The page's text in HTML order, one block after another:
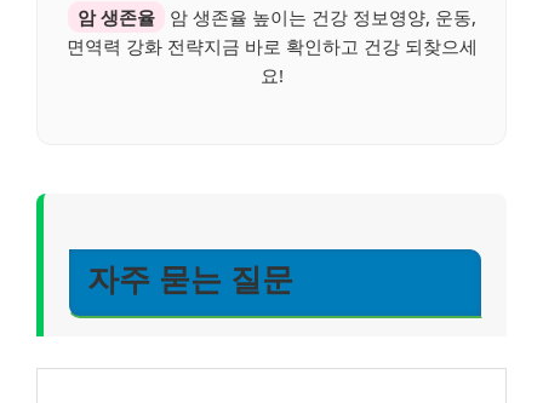
암 생존율
암 생존율 높이는 건강 정보영양, 운동,
면역력 강화 전략지금 바로 확인하고 건강 되찾으세
요!
자주 묻는 질문